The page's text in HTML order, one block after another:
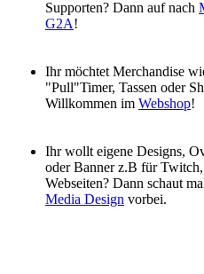
Supporten? Dann auf nach
G2A!
Ihr möchtet Merchandise
"Pull"Timer, Tassen oder
Willkommen im Webshop!
Ihr wollt eigene Designs,
oder Banner z.B für
Webseiten? Dann schaut
Media Design vorbei.